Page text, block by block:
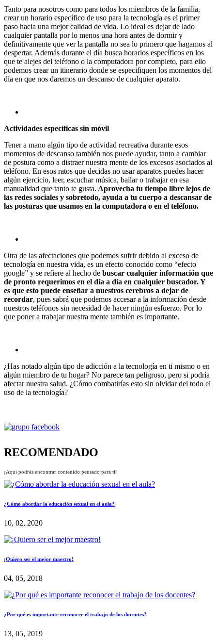
Tanto para nosotros como para todos los miembros de la familia,
crear un horario específico de uso para la tecnología es el primer
paso hacia una mejor calidad de vida. Lo ideal es dejar de lado
cualquier pantalla por lo menos una hora antes de dormir y
definitivamente que ver la pantalla no sea lo primero que hagamos al
despertar. Además durante el día busca horarios específicos en los
que te alejes del teléfono o la computadora por completo, para ello
podemos crear un itinerario donde se especifiquen los momentos del
día en que nos daremos un descanso de cualquier aparato.
Actividades específicas sin móvil
Tener a mano algún tipo de actividad recreativa durante esos
momentos de descanso también nos puede ayudar, tanto a cambiar
de postura como a distraer nuestra mente de los excesos asociados al
teléfono. En esos ratos que decidas no usar aparatos puedes hacer
algún ejercicio, leer, escuchar música, bailar o trabajar en esa
manualidad que tanto te gusta. Aprovecha tu tiempo libre lejos de
las redes sociales y sobretodo, ayuda a tu cuerpo a descansar de
las posturas que usamos en la computadora o en el teléfono.
Otra de las afectaciones que podemos sufrir debido al exceso de
tecnología en nuestra vida, es un efecto conocido como “efecto
google” y se refiere al hecho de buscar cualquier información que
de pronto requerimos en el día a día en cualquier buscador. Y
es que esto puede enseñar a nuestros cerebros a dejar de
recordar, pues sabrá que podemos accesar a la información desde
nuestros teléfonos sin necesidad de hacer ningún esfuerzo. Por lo
que poner a trabajar nuestra mente también es importante.
¿Has notado algún tipo de adicción a la tecnología en ti mismo o en
algún miembro de tu hogar? No parece tan peligroso, pero si podría
afectar nuestra salud. ¿Cómo combatirías esto sin olvidar del todo el
uso de la tecnología?
RECOMENDADO
¡Aquí podrás encontrar contenido pensado para ti!
¿Cómo abordar la educación sexual en el aula?
10, 02, 2020
¡Quiero ser el mejor maestro!
04, 05, 2018
¿Por qué es importante reconocer el trabajo de los docentes?
13, 05, 2019